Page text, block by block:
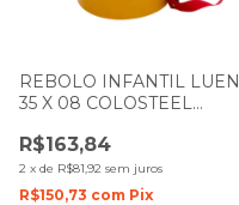
REBOLO INFANTIL LUEN
35 X 08 COLOSTEEL
91016AM
R$163,84
2 x de R$81,92 sem juros
R$150,73 com Pix